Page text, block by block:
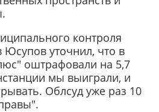
контроля
уточнил, что в
оштрафовали на 5,7
мы выиграли, и
Облсуд уже раз 10